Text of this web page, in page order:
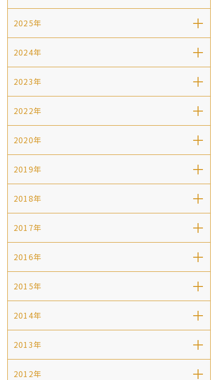
2025年
2024年
2023年
2022年
2020年
2019年
2018年
2017年
2016年
2015年
2014年
2013年
2012年